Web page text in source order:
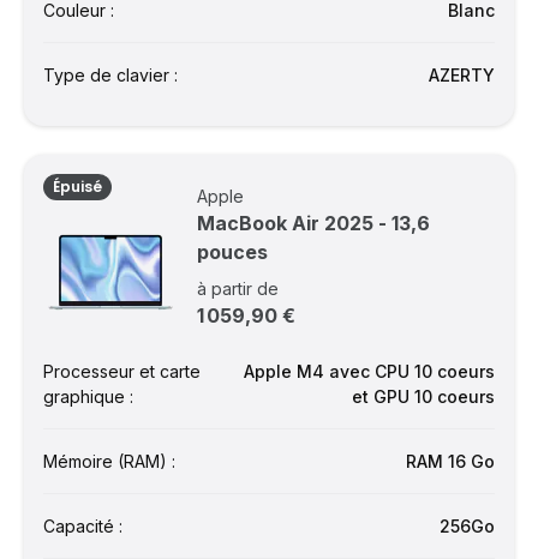
Couleur : Blanc
Type de clavier : AZERTY
Épuisé Apple
MacBook Air 2025 - 13,6
pouces
à partir de
1 059,90 €
Processeur et carte
graphique :
Apple M4 avec CPU 10 coeurs
et GPU 10 coeurs
Mémoire (RAM) : RAM 16 Go
Capacité : 256Go